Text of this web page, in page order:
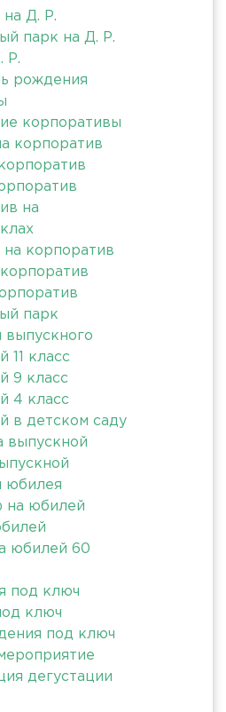
на Д. Р.
парк на Д. Р.
Р.
рождения
корпоративы
корпоратив
на
на корпоратив
парк
выпускного
11 класс
9 класс
4 класс
в детском саду
выпускной
юбилея
на юбилей
юбилей 60
под ключ
ключ
под ключ
дегустации